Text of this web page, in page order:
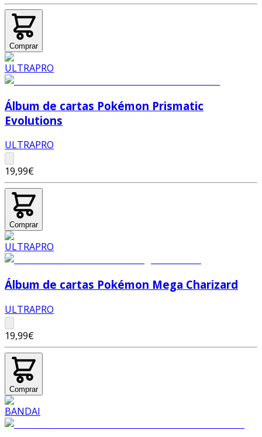
Comprar
Álbum de cartas Pokémon Prismatic
Evolutions
ULTRAPRO
19,99€
Comprar
Álbum de cartas Pokémon Mega Charizard
ULTRAPRO
19,99€
Comprar